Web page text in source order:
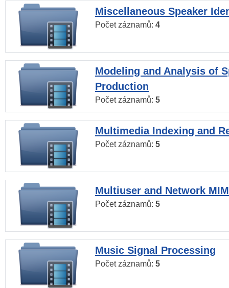
Miscellaneous Speaker
Počet záznamů: 4
Modeling and Analysis of
Production
Počet záznamů: 5
Multimedia Indexing and
Počet záznamů: 5
Multiuser and Network
Počet záznamů: 5
Music Signal Processing
Počet záznamů: 5